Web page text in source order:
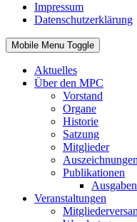
Impressum
Datenschutzerklärung
Mobile Menu Toggle
Aktuelles
Über den MPC
Vorstand
Organe
Historie
Satzung
Mitglieder
Auszeichnungen
Publikationen
Veranstaltungen